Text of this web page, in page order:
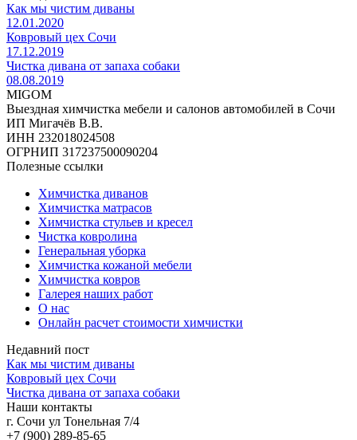
Как мы чистим диваны
12.01.2020
Ковровый цех Сочи
17.12.2019
Чистка дивана от запаха собаки
08.08.2019
MIGOM
Выездная химчистка мебели и салонов автомобилей в Сочи
ИП Мигачёв В.В.
ИНН 232018024508
ОГРНИП 317237500090204
Полезные ссылки
Химчистка диванов
Химчистка матрасов
Химчистка стульев и кресел
Чистка ковролина
Генеральная уборка
Химчистка кожаной мебели
Химчистка ковров
Галерея наших работ
О нас
Онлайн расчет стоимости химчистки
Недавний пост
Как мы чистим диваны
Ковровый цех Сочи
Чистка дивана от запаха собаки
Наши контакты
г. Сочи ул Тонельная 7/4
+7 (900) 289-85-65